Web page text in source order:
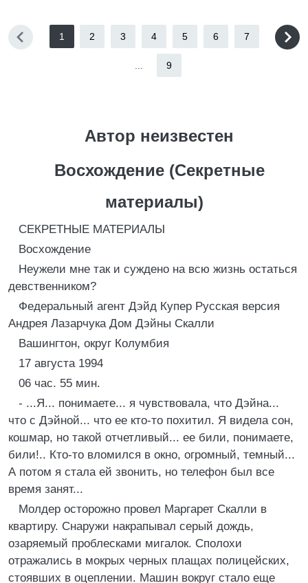
1 2 3 4 5 6 7
9
Автор неизвестен
Восхождение (Секретные
материалы)
СЕКРЕТНЫЕ МАТЕРИАЛЫ
Восхождение
Неужели мне так и суждено на всю жизнь остаться
девственником?
Федеральный агент Дэйд Купер Русская версия
Андрея Лазарчука Дом Дэйны Скалли
Вашингтон, округ Колумбия
17 августа 1994
06 час. 55 мин.
- ...Я... понимаете... я чувствовала, что Дэйна...
что с Дэйной... что ее кто-то похитил. Я видела сон,
кошмар, но такой отчетливый... ее били, понимаете,
били!.. Кто-то вломился в окно, огромный, темный...
А потом я стала ей звонить, но телефон был все
время занят...
Молдер осторожно провел Маргарет Скалли в
квартиру. Снаружи накрапывал серый дождь,
озаряемый проблесками мигалок. Сполохи
отражались в мокрых черных плащах полицейских,
стоявших в оцеплении. Машин вокруг стало еще